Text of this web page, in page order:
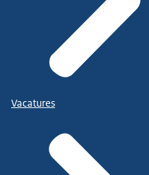
Vacatures